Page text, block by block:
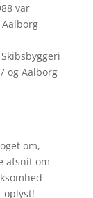
var
og Aalborg
om,
afsnit om
oplyst!